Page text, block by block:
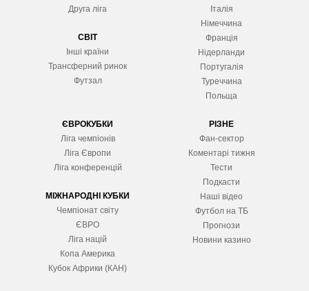
Друга ліга
СВІТ
Інші країни
Трансферний ринок
Футзал
Італія
Німеччина
Франція
Нідерланди
Португалія
Туреччина
Польща
ЄВРОКУБКИ
Ліга чемпіонів
Ліга Європи
Ліга конференцій
МІЖНАРОДНІ КУБКИ
Чемпіонат світу
ЄВРО
Ліга націй
Копа Америка
Кубок Африки (КАН)
РІЗНЕ
Фан-сектор
Коментарі тижня
Тести
Подкасти
Наші відео
Футбол на ТБ
Прогнози
Новини казино